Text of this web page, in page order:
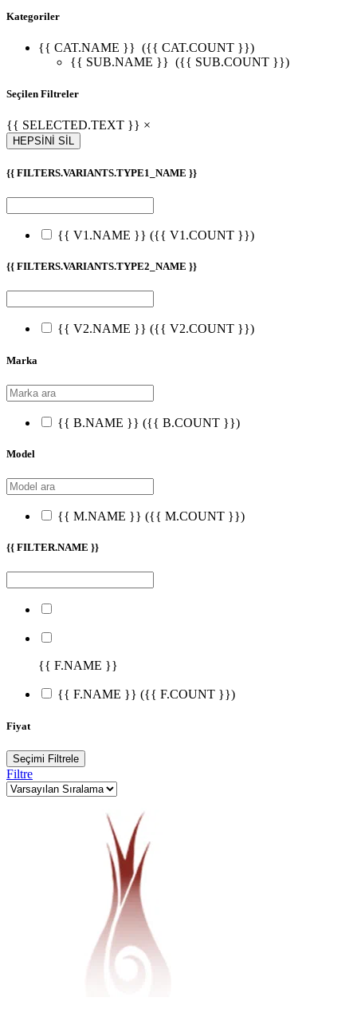
Kategoriler
{{ CAT.NAME }} ({{ CAT.COUNT }})
{{ SUB.NAME }} ({{ SUB.COUNT }})
Seçilen Filtreler
{{ SELECTED.TEXT }} ×
HEPSİNİ SİL
{{ FILTERS.VARIANTS.TYPE1_NAME }}
{{ V1.NAME }} ({{ V1.COUNT }})
{{ FILTERS.VARIANTS.TYPE2_NAME }}
{{ V2.NAME }} ({{ V2.COUNT }})
Marka
{{ B.NAME }} ({{ B.COUNT }})
Model
{{ M.NAME }} ({{ M.COUNT }})
{{ FILTER.NAME }}
{{ F.NAME }}
{{ F.NAME }} ({{ F.COUNT }})
Fiyat
Seçimi Filtrele
Filtre